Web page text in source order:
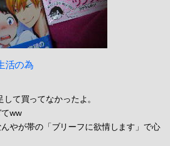
活の為
て買ってなかったよ。
ww
やが帯の「ブリーフに欲情します」で心